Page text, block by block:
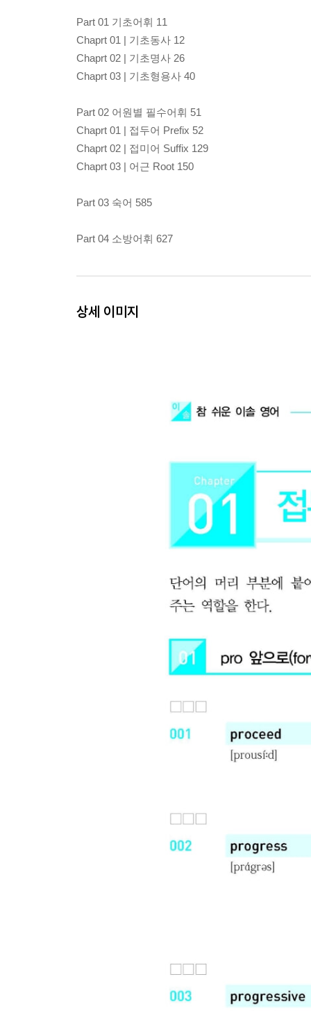
Part 01 기초어휘 11
Chaprt 01 | 기초동사 12
Chaprt 02 | 기초명사 26
Chaprt 03 | 기초형용사 40
Part 02 어원별 필수어휘 51
Chaprt 01 | 접두어 Prefix 52
Chaprt 02 | 접미어 Suffix 129
Chaprt 03 | 어근 Root 150
Part 03 숙어 585
Part 04 소방어휘 627
상세 이미지